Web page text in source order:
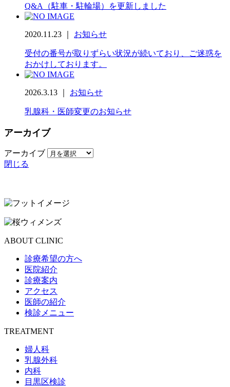
Q&A（駐車・駐輪場）を更新しました
2020.11.23 ｜ お知らせ
受付の番号が取りずらい状況が続いており、ご迷惑を
おかけしております。
2026.3.13 ｜ お知らせ
乳腺科・医師変更のお知らせ
アーカイブ
アーカイブ
閉じる
ABOUT CLINIC
診療希望の方へ
医院紹介
診療案内
アクセス
医師の紹介
検診メニュー
TREATMENT
婦人科
乳腺外科
内科
目黒区検診